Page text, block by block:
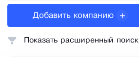
Добавить компанию
Показать расширенный поиск